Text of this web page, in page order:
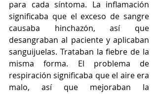
para cada síntoma. La inflamación
significaba que el exceso de sangre
causaba hinchazón, así que
desangraban al paciente y aplicaban
sanguijuelas. Trataban la fiebre de la
misma forma. El problema de
respiración significaba que el aire era
malo, así que mejoraban la